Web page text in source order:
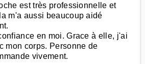
est très professionnelle et
m'a aussi beaucoup aidé
en moi. Grace à elle, j'ai
mon corps. Personne de
vivement.